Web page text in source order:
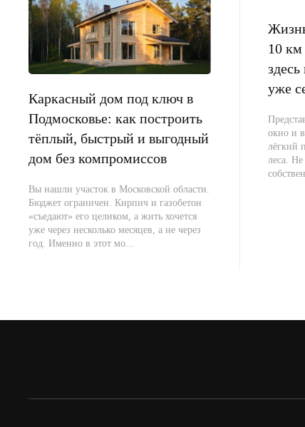
Каркасный дом под ключ в
Подмосковье: как построить
тёплый, быстрый и выгодный
дом без компромиссов
Вы нашли участок в Московской области.
Бюджет ограничен. Кирпич и газобетон
«съедают» его целиком, а жить хочется
уже через несколько месяцев, а не через
год. Именно в этот мо...
10
уже
окно и
лёгкий
леса. Не